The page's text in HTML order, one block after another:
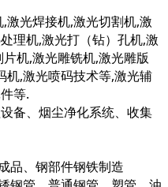
激光焊接机,激光切割机,激
理机,激光打（钻）孔机,激
机,激光雕铣机,激光雕版
机,激光喷码技术等,激光辅
等.
备、烟尘净化系统、收集
品、钢部件钢铁制造